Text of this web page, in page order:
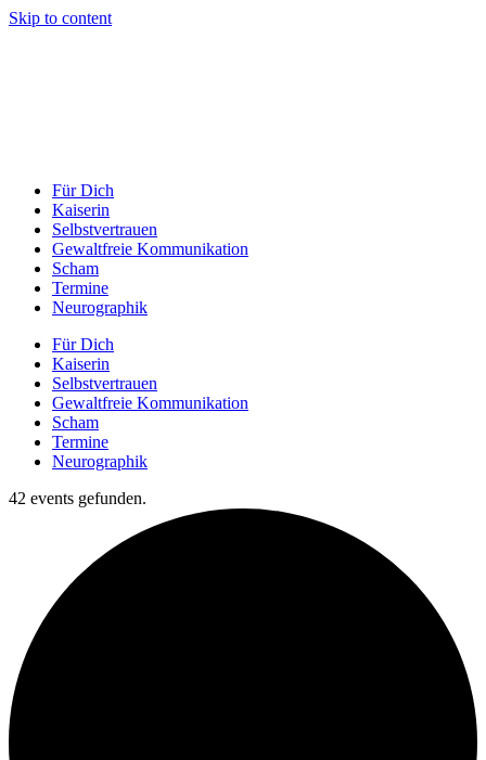
Skip to content
Für Dich
Kaiserin
Selbstvertrauen
Gewaltfreie Kommunikation
Scham
Termine
Neurographik
Für Dich
Kaiserin
Selbstvertrauen
Gewaltfreie Kommunikation
Scham
Termine
Neurographik
42 events gefunden.